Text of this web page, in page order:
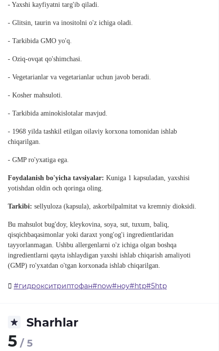
- Yaxshi kayfiyatni targ'ib qiladi.
- Glitsin, taurin va inositolni o'z ichiga oladi.
- Tarkibida GMO yo'q.
- Oziq-ovqat qo'shimchasi.
- Vegetarianlar va vegetarianlar uchun javob beradi.
- Kosher mahsuloti.
- Tarkibida aminokislotalar mavjud.
- 1968 yilda tashkil etilgan oilaviy korxona tomonidan ishlab
chiqarilgan.
- GMP ro'yxatiga ega.
Foydalanish bo'yicha tavsiyalar: Kuniga 1 kapsuladan, yaxshisi
yotishdan oldin och qoringa oling.
Tarkibi: sellyuloza (kapsula), askorbilpalmitat va kremniy dioksidi.
Bu mahsulot bug'doy, kleykovina, soya, sut, tuxum, baliq,
qisqichbaqasimonlar yoki daraxt yong'og'i ingredientlaridan
tayyorlanmagan. Ushbu allergenlarni o'z ichiga olgan boshqa
ingredientlarni qayta ishlaydigan yaxshi ishlab chiqarish amaliyoti
(GMP) ro'yxatdan o'tgan korxonada ishlab chiqarilgan.
#гидрокситриптофан#now#ноу#htp#5htp
Sharhlar
5 / 5